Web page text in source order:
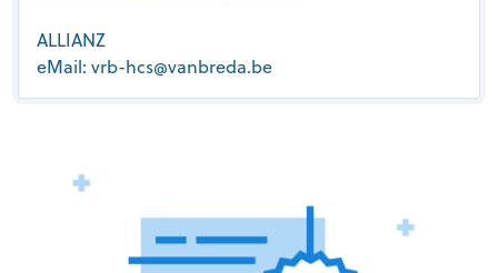
ALLIANZ
eMail: vrb-hcs@vanbreda.be